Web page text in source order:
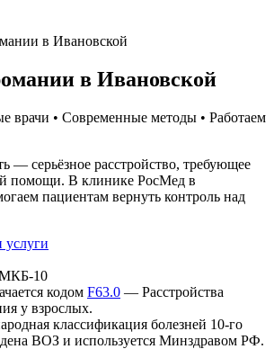
в Ивановской
в Ивановской
врачи • Современные методы • Работаем
— серьёзное расстройство, требующее
помощи. В клинике РосМед в
пациентам вернуть контроль над
МКБ-10
кодом F63.0 — Расстройства
у взрослых.
классификация болезней 10-го
ВОЗ и используется Минздравом РФ.